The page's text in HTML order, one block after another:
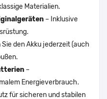
Materialien.
– Inklusive
Sie den Akku jederzeit (auch
–
Energieverbrauch.
für sicheren und stabilen